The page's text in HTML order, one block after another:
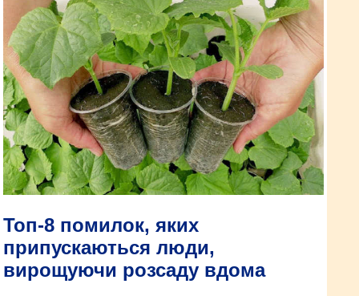
Топ-8 помилок, яких
припускаються люди,
вирощуючи розсаду вдома